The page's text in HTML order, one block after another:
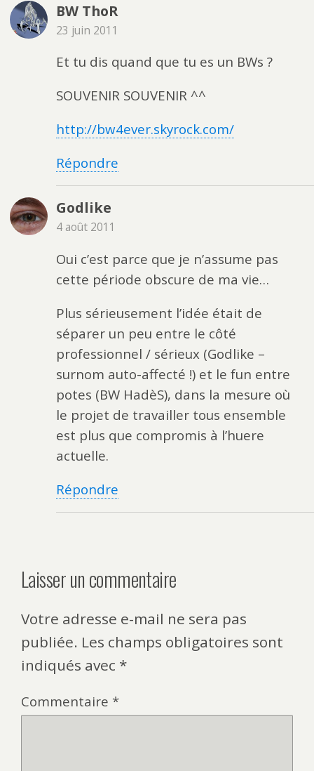
BW ThoR
23 juin 2011
Et tu dis quand que tu es un BWs ?
SOUVENIR SOUVENIR ^^
http://bw4ever.skyrock.com/
Répondre
Godlike
4 août 2011
Oui c’est parce que je n’assume pas
cette période obscure de ma vie…
Plus sérieusement l’idée était de
séparer un peu entre le côté
professionnel / sérieux (Godlike –
surnom auto-affecté !) et le fun entre
potes (BW HadèS), dans la mesure où
le projet de travailler tous ensemble
est plus que compromis à l’huere
actuelle.
Répondre
Laisser un commentaire
Votre adresse e-mail ne sera pas
publiée. Les champs obligatoires sont
indiqués avec *
Commentaire *